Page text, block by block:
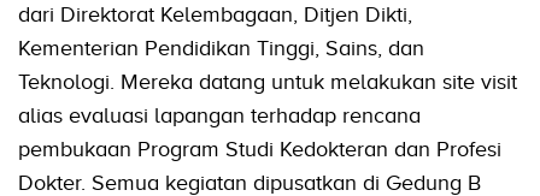
dari Direktorat Kelembagaan, Ditjen Dikti,
Kementerian Pendidikan Tinggi, Sains, dan
Teknologi. Mereka datang untuk melakukan site visit
alias evaluasi lapangan terhadap rencana
pembukaan Program Studi Kedokteran dan Profesi
Dokter. Semua kegiatan dipusatkan di Gedung B